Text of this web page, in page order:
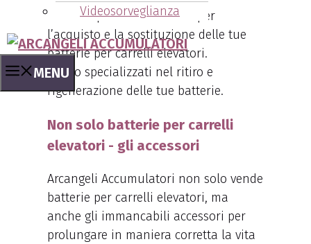
Videosorveglianza
MENU
Chiama quindi con fiducia per
l’acquisto e la sostituzione delle tue
batterie per carrelli elevatori.
Siamo specializzati nel ritiro e
rigenerazione delle tue batterie.
Non solo batterie per carrelli
elevatori - gli accessori
Arcangeli Accumulatori non solo vende
batterie per carrelli elevatori, ma
anche gli immancabili accessori per
prolungare in maniera corretta la vita